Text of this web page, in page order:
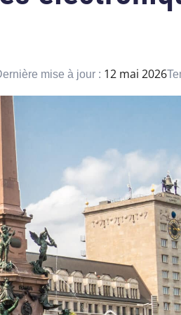
mise à jour : 12 mai 2026